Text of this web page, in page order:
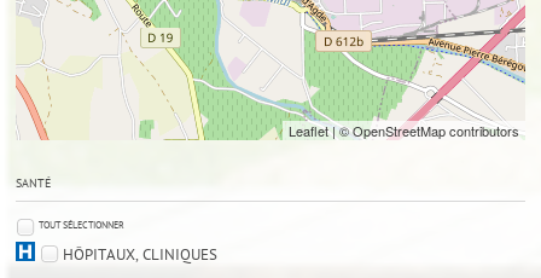
Leaflet| © OpenStreetMap contributors
SANTÉ
TOUT SÉLECTIONNER
HÔPITAUX, CLINIQUES